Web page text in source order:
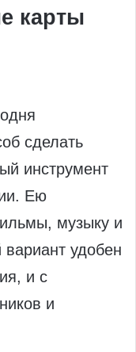
карты
сделать
инструмент
Ею
музыку и
удобен
и с
и